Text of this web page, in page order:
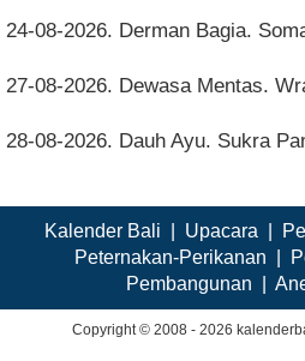
24-08-2026. Derman Bagia.
27-08-2026. Dewasa Mentas.
28-08-2026. Dauh Ayu. Sukra
Kalender Bali Upacara
Peternakan-Perikanan
Pembangunan
Copyright © 2008 - 2026